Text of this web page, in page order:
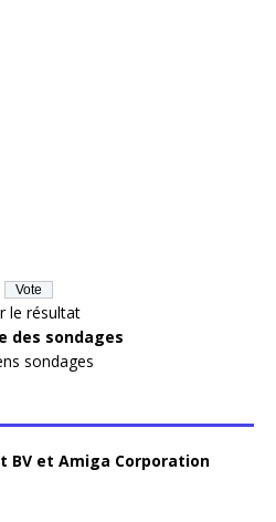
le résultat
des sondages
sondages
BV et Amiga Corporation